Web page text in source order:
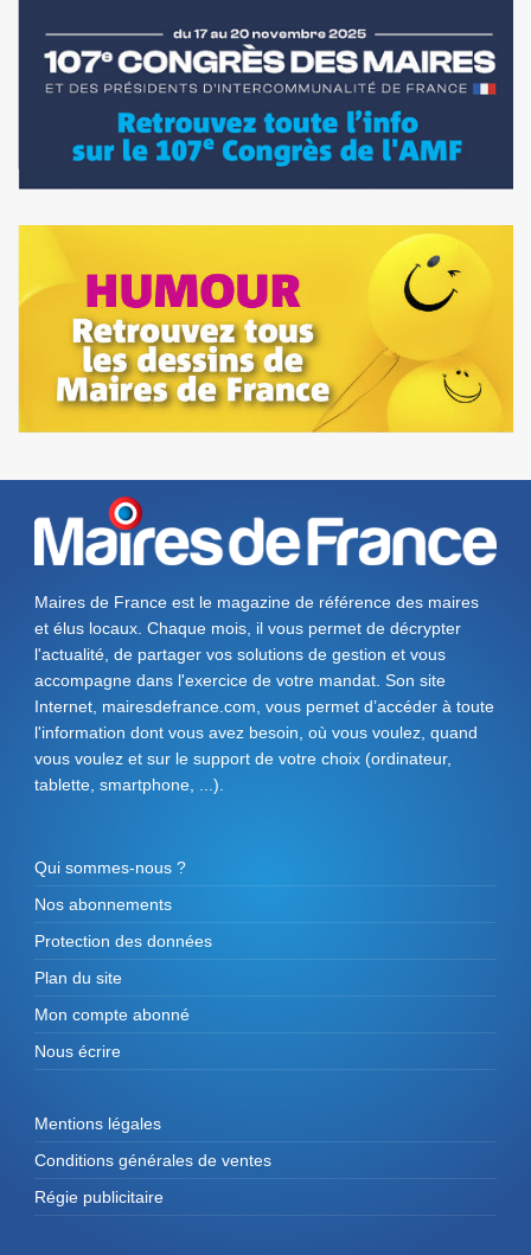
Maires de France est le magazine de référence des maires
et élus locaux. Chaque mois, il vous permet de décrypter
l'actualité, de partager vos solutions de gestion et vous
accompagne dans l'exercice de votre mandat. Son site
Internet, mairesdefrance.com, vous permet d’accéder à toute
l'information dont vous avez besoin, où vous voulez, quand
vous voulez et sur le support de votre choix (ordinateur,
tablette, smartphone, ...).
Qui sommes-nous ?
Nos abonnements
Protection des données
Plan du site
Mon compte abonné
Nous écrire
Mentions légales
Conditions générales de ventes
Régie publicitaire